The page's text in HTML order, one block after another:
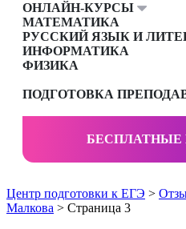
ОНЛАЙН-КУРСЫ
МАТЕМАТИКА
РУССКИЙ ЯЗЫК И
ИНФОРМАТИКА
ФИЗИКА
ПОДГОТОВКА
Центр подготовки к ЕГЭ >
Малкова > Страница 3